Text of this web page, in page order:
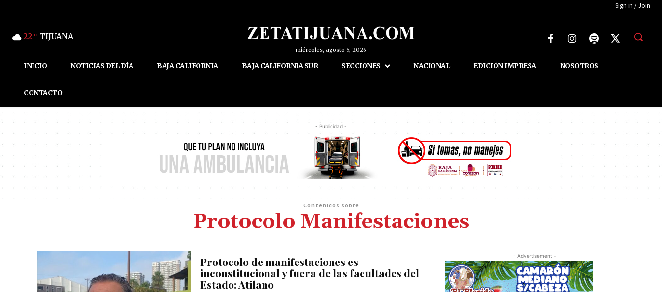
Sign in / Join
22 C TIJUANA
miércoles, agosto 5, 2026
INICIO NOTICIAS DEL DÍA BAJA CALIFORNIA BAJA CALIFORNIA SUR SECCIONES NACIONAL EDICIÓN IMPRESA NOSOTROS
CONTACTO
- Publicidad -
Contenidos sobre
Protocolo Manifestaciones
Protocolo de manifestaciones es
inconstitucional y fuera de las facultades del
Estado: Atilano
- Advertisement -